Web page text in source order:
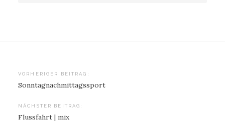
Beitragsnavigation
VORHERIGER BEITRAG:
Sonntagnachmittagssport
NÄCHSTER BEITRAG:
Flussfahrt | mix